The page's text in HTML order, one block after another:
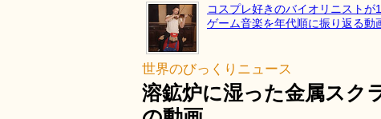
コスプレ好きのバイオリニストが
ゲーム音楽を年代順に振り返る動
世界のびっくりニュース
溶鉱炉に湿った金属スク